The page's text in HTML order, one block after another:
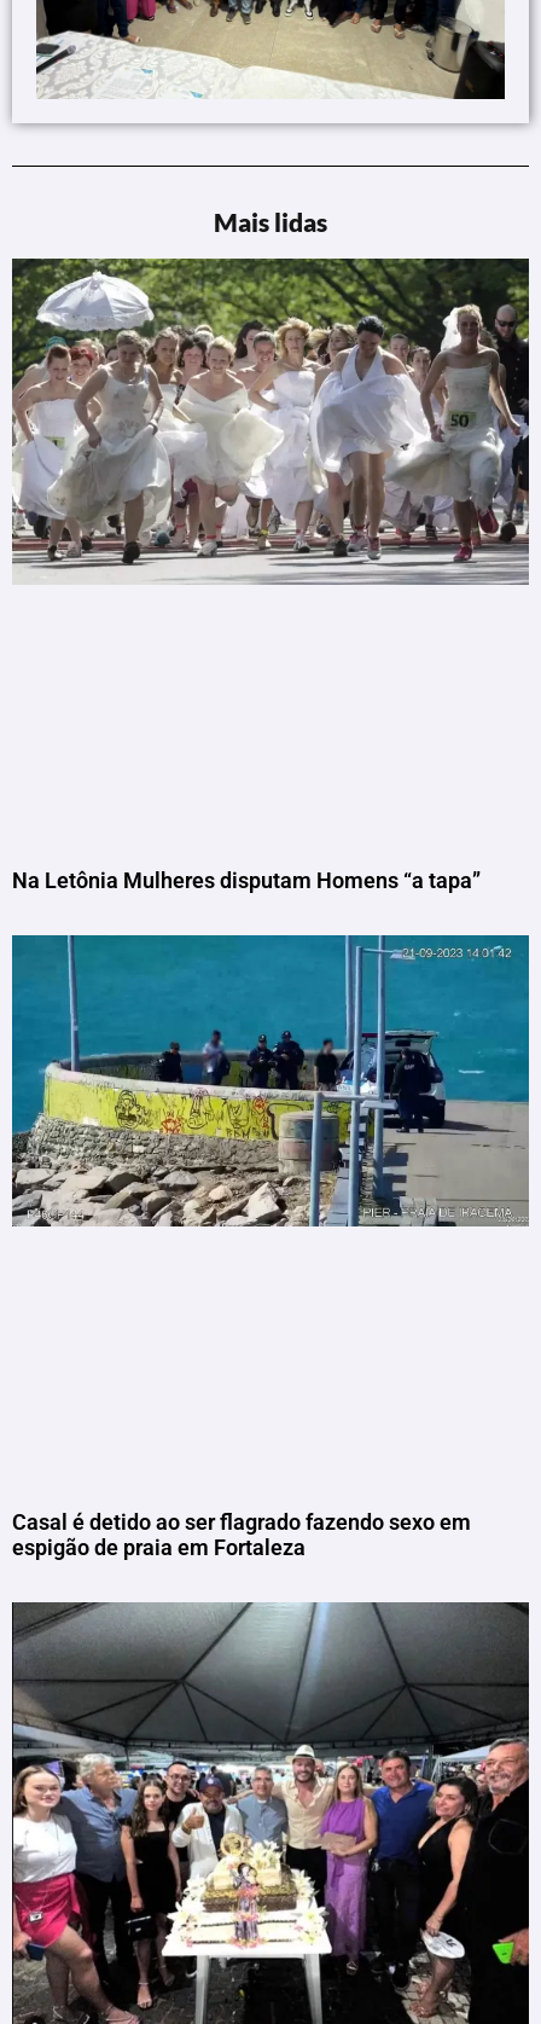
Mais lidas
Na Letônia Mulheres disputam Homens “a tapa”
Casal é detido ao ser flagrado fazendo sexo em
espigão de praia em Fortaleza